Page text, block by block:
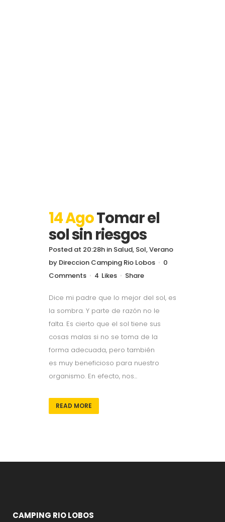
14 AgoTomar el
sol sin riesgos
Posted at 20:28h in Salud, Sol,Verano
by Direccion Camping Rio Lobos
0
Comments
4 Likes Share
Dice mi padre que lo mejor del sol, es
la sombra. Y parte de razón no le
falta. Es cierto que el sol tiene sus
cosas malas si no se toma de la
forma adecuada, pero también
es muy beneficioso para nuestro
organismo. En efecto, nos...
READ MORE
CAMPING RIO LOBOS